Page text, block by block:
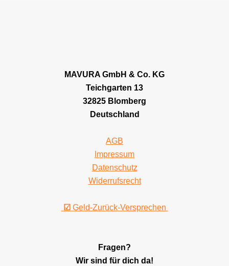
MAVURA GmbH & Co. KG
Teichgarten 13
32825 Blomberg
Deutschland
AGB
Impressum
Datenschutz
Widerrufsrecht
☑ Geld-Zurück-Versprechen
Fragen?
Wir sind für dich da!